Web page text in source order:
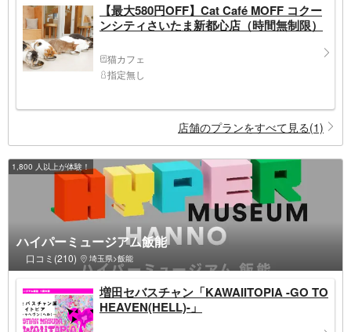
【最大580円OFF】Cat Café MOFF コクー
ンシティさいたま新都心店（時間無制限）
猫カフェ
指定無し
店舗のプランをすべて見る(1)
1,800 人以上が体験！
ハイパーミュージアム飯能
口コミ(210) 埼玉県>飯能
増田セバスチャン「KAWAIITOPIA -GO TO
HEAVEN(HELL)-」